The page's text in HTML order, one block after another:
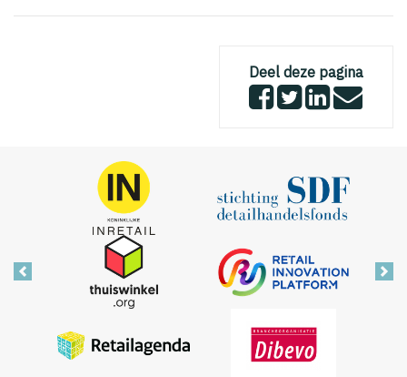
Deel deze pagina
Vorige